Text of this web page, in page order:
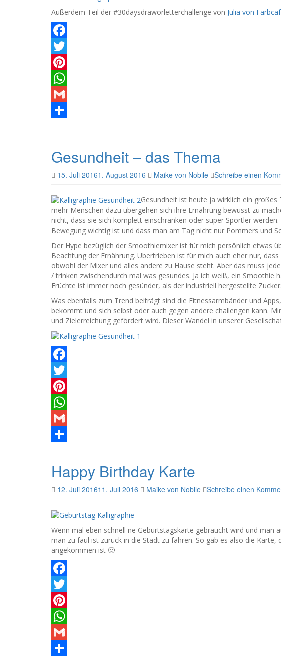
Außerdem Teil der #30daysdraworletterchallenge von Julia von
Facebook
Twitter
Pinterest
WhatsApp
Gmail
Gesundheit – das Thema
15. Juli 20161. August 2016 Maike von Nobile Schreibe einen
Gesundheit ist heute ja wirklich ein
mehr Menschen dazu übergehen sich ihre Ernährung bewusst zu
nicht, dass sie sich komplett einschränken oder super Sportler
Bewegung wichtig ist und dass man am Tag nicht nur Pommers und
Der Hype bezüglich der Smoothiemixer ist für mich persönlich etwas
Beachtung der Ernährung. Übertrieben ist für mich auch eher nur,
obwohl der Mixer und alles andere zu Hause steht. Aber das muss
/ trinken zwischendurch mal was gesundes. Ja ich weiß, ein Smoothie
Früchte ist immer noch gesünder, als der industriell hergestellte Zucker.
Was ebenfalls zum Trend beiträgt sind die Fitnessarmbänder und
bekommt und sich selbst oder auch gegen andere challengen kann.
und Zielerreichung gefördert wird. Dieser Wandel in unserer
Facebook
Twitter
Pinterest
WhatsApp
Gmail
Happy Birthday Karte
12. Juli 201611. Juli 2016 Maike von Nobile Schreibe einen
Wenn mal eben schnell ne Geburtstagskarte gebraucht wird und man
man zu faul ist zurück in die Stadt zu fahren. So gab es also die
angekommen ist 🙂
Facebook
Twitter
Pinterest
WhatsApp
Gmail